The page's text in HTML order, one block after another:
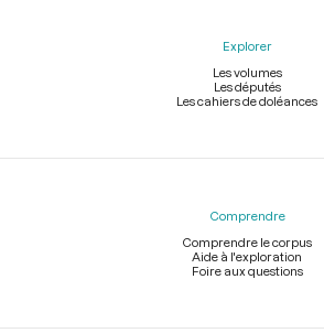
Explorer
Les volumes
Les députés
Les cahiers de doléances
Comprendre
Comprendre le corpus
Aide à l'exploration
Foire aux questions